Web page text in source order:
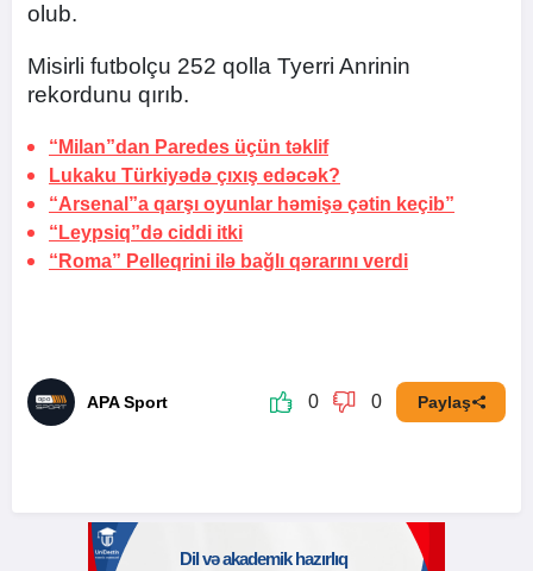
olub.
Misirli futbolçu 252 qolla Tyerri Anrinin
rekordunu qırıb.
“Milan”dan Paredes üçün təklif
Lukaku Türkiyədə çıxış edəcək?
“Arsenal”a qarşı oyunlar həmişə çətin keçib”
“Leypsiq”də ciddi itki
“Roma” Pelleqrini ilə bağlı qərarını verdi
APA Sport 0 0 Paylaş